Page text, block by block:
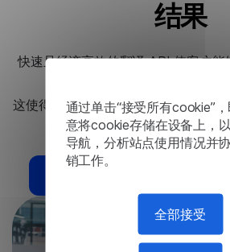
通过单击“接受所有cookie”
意将cookie存储在设备上，
导航，分析站点使用情况并
销工作。
全部接受
结果
快速且经济高效的翻译 API 使客户能
这使得客户能够向投资者提供精确的
能增加投资回报。